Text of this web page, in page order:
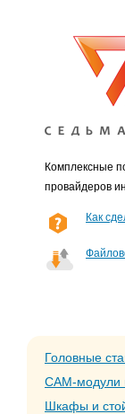
Комплексные
провайдеров
Как
Головные
CAM-модули
Шкафы и